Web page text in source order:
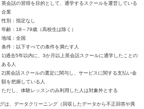
英会話の習得を目的として、通学するスクールを運営している
企業
性別：指定なし
年齢：18～79歳（高校生は除く）
地域：全国
条件：以下すべての条件を満たす人
1)過去5年以内に、3か月以上英会話スクールに通学したことの
ある人
2)英会話スクールの選定に関与し、サービスに関する支払い金
額を把握している人
ただし、体験レッスンのみ利用した人は対象外とする
は、データクリーニング（回収したデータから不正回答や異